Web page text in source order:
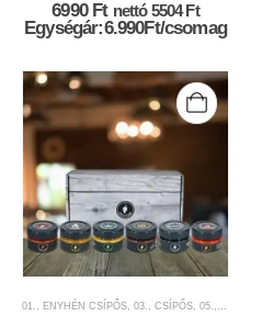
6990 Ft nettó5504 Ft
Egységár:6.990Ft/csomag
01., ENYHÉN CSÍPŐS, 03., CSÍPŐS, 05., EXTRA CSÍPŐS